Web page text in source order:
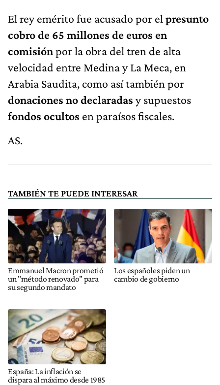
El rey emérito fue acusado por el presunto
cobro de 65 millones de euros en
comisiónpor la obra del tren de alta
velocidad entre Medina y La Meca, en
Arabia Saudita, como así también por
donaciones no declaradas y supuestos
fondos ocultos en paraísos fiscales.
AS.
TAMBIÉN TE PUEDE INTERESAR
Emmanuel Macron prometió
un "método renovado" para
su segundo mandato
Los españoles piden un
cambio de gobierno
España: La inflación se
dispara al máximo desde 1985